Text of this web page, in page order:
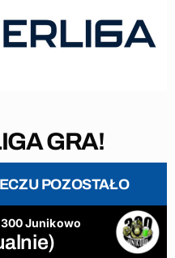
GRA!
POZOSTAŁO
Junikowo